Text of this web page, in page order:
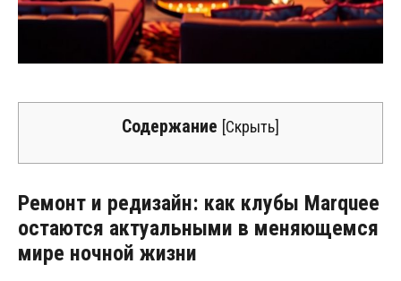
Содержание [Скрыть]
Ремонт и редизайн: как клубы Marquee
остаются актуальными в меняющемся
мире ночной жизни